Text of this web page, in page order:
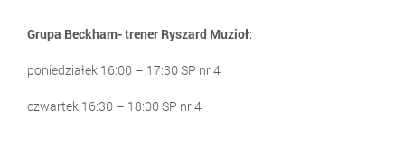
Grupa Beckham- trener Ryszard Muzioł:
poniedziałek 16:00 – 17:30 SP nr 4
czwartek 16:30 – 18:00 SP nr 4